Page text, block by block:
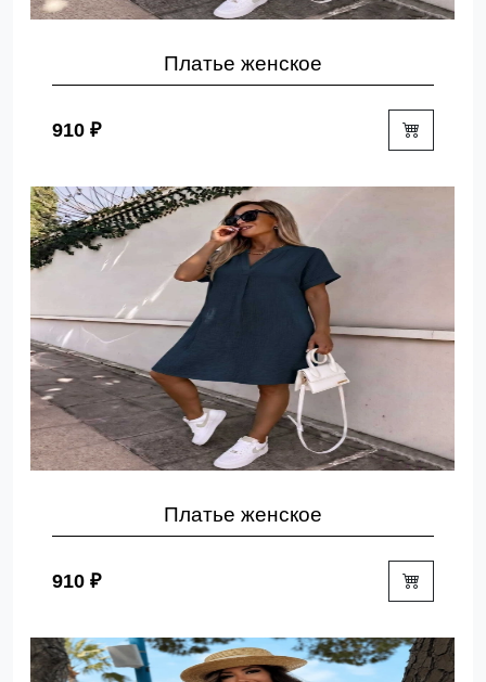
Платье женское
910 ₽
Платье женское
910 ₽